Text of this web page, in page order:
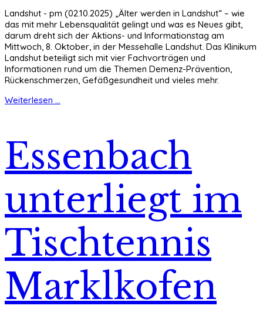
Landshut - pm (02.10.2025) „Älter werden in Landshut“ – wie
das mit mehr Lebensqualität gelingt und was es Neues gibt,
darum dreht sich der Aktions- und Informationstag am
Mittwoch, 8. Oktober, in der Messehalle Landshut. Das Klinikum
Landshut beteiligt sich mit vier Fachvorträgen und
Informationen rund um die Themen Demenz-Prävention,
Rückenschmerzen, Gefäßgesundheit und vieles mehr.
Weiterlesen ...
Essenbach
unterliegt im
Tischtennis
Marklkofen